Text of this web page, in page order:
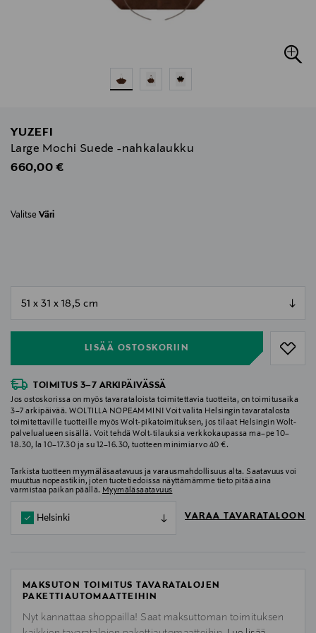
YUZEFI
Large Mochi Suede -nahkalaukku
Original Price
660,00 €
Valitse Väri
LISÄÄ OSTOSKORIIN
TOIMITUS 3–7 ARKIPÄIVÄSSÄ
Jos ostoskorissa on myös tavarataloista toimitettavia tuotteita, on toimitusaika
3–7 arkipäivää. WOLTILLA NOPEAMMIN! Voit valita Helsingin tavaratalosta
toimitettaville tuotteille myös Wolt-pikatoimituksen, jos tilaat Helsingin Wolt-
palvelualueen sisällä. Voit tehdä Wolt-tilauksia verkkokaupassa ma–pe 10–
18.30, la 10–17.30 ja su 12–16.30, tuotteen minimiarvo 40 €.
Tarkista tuotteen myymäläsaatavuus ja varausmahdollisuus alta. Saatavuus voi
muuttua nopeastikin, joten tuotetiedoissa näyttämämme tieto pitää aina
varmistaa paikan päällä. Myymäläsaatavuus
Helsinki VARAA TAVARATALOON
MAKSUTON TOIMITUS TAVARATALOJEN
PAKETTIAUTOMAATTEIHIN
Nyt kannattaa shoppailla! Saat maksuttoman toimituksen